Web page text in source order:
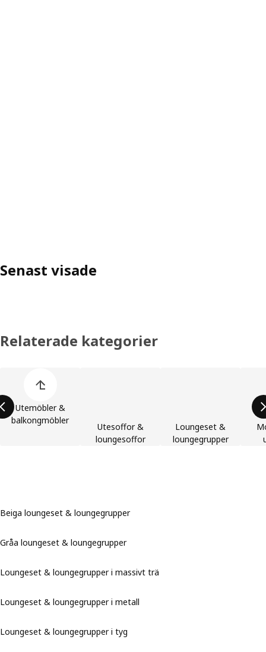
Senast visade
Relaterade kategorier
Utemöbler &
balkongmöbler
Utesoffor &
loungesoffor
Loungeset &
loungegrupper
Beiga loungeset & loungegrupper
Gråa loungeset & loungegrupper
Loungeset & loungegrupper i massivt trä
Loungeset & loungegrupper i metall
Loungeset & loungegrupper i tyg